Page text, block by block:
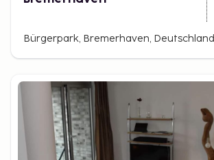
Bürgerpark, Bremerhaven, Deutschland